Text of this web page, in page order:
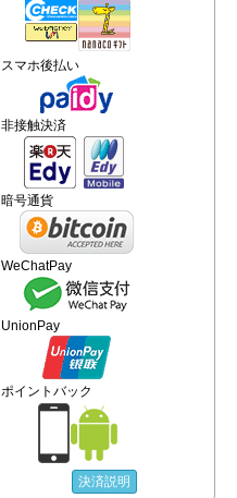
スマホ後払い
非接触決済
暗号通貨
WeChatPay
UnionPay
ポイントバック
決済説明